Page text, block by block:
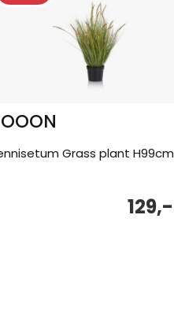
Grass plant H99cm
129,-